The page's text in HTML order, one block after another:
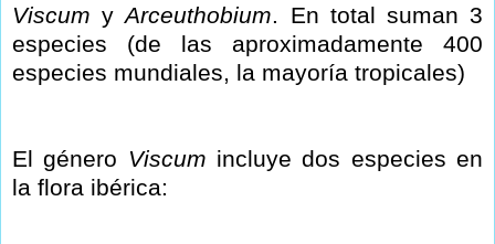
ViscumyArceuthobium. En total suman 3
especies (de las aproximadamente 400
especies mundiales, la mayoría tropicales)
El género Viscum incluye dos especies en
la flora ibérica: